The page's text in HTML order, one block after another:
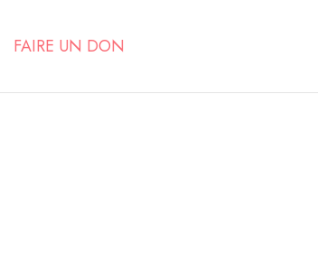
FAIRE UN DON